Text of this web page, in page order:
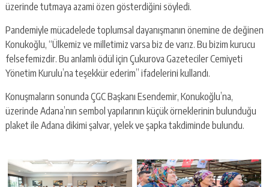
üzerinde tutmaya azami özen gösterdiğini söyledi.
Pandemiyle mücadelede toplumsal dayanışmanın önemine de değinen
Konukoğlu, “Ülkemiz ve milletimiz varsa biz de varız. Bu bizim kurucu
felsefemizdir. Bu anlamlı ödül için Çukurova Gazeteciler Cemiyeti
Yönetim Kurulu’na teşekkür ederim” ifadelerini kullandı.
Konuşmaların sonunda ÇGC Başkanı Esendemir, Konukoğlu’na,
üzerinde Adana’nın sembol yapılarının küçük örneklerinin bulunduğu
plaket ile Adana dikimi şalvar, yelek ve şapka takdiminde bulundu.